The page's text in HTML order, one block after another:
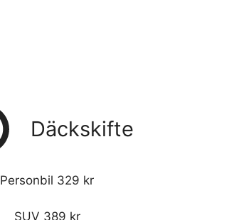
Däckskifte
Personbil 329 kr
SUV 389 kr